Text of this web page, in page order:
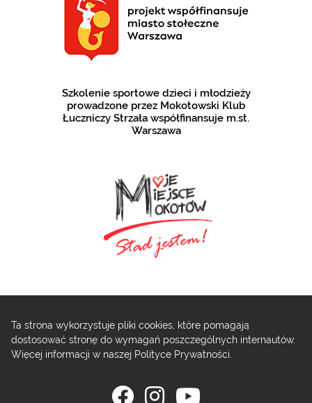
Szkolenie sportowe dzieci i młodzieży
prowadzone przez Mokotowski Klub
Łuczniczy Strzała współfinansuje m.st.
Warszawa
Ta strona wykorzystuje pliki cookies, które pomagają
dostosować stronę do wymagań poszczególnych internautów.
Więcej informacji w naszej Polityce Prywatności